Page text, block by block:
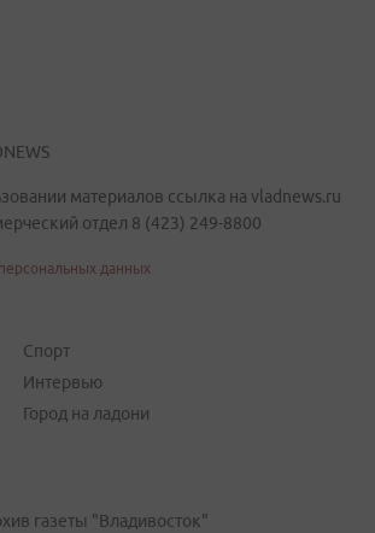
материалов ссылка на vladnews.ru
отдел 8 (423) 249-8800
данных
Спорт
Интервью
Город на ладони
газеты "Владивосток"